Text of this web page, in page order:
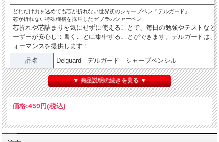
どれだけ力を込めても芯が折れない世界初のシャープペン『デルガード』
芯が折れない特殊機構を採用したゼブラのシャーペン
芯折れや芯詰まりを気にせずに使えることで、毎日の勉強やテストなど
ーザーが安心して書くことに集中することができます。デルガードは、
ォーマンスを提供します！
品名
Delguard デルガード シャープペンシル
品番
P-MA85-W ホワイト/ P-MA85-BK ブラック/ P-
MA85-LG ライトグリーン/ P-MA85-LB ライトブル
ク/
サイズ
最大径10.3mm×全長137.3mm 重さ：約）10g
▼ 商品説明の続きを見る ▼
価格:459円(税込)